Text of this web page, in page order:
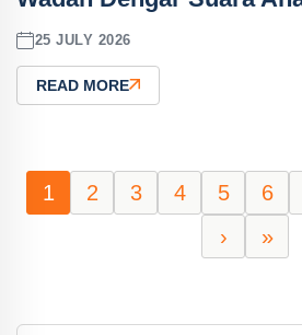
25 JULY 2026
READ MORE
1 2 3 4 5 6
›
»